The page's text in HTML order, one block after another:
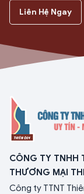
Liên Hệ Ngay
CÔNG TY TNHH
THƯƠNG MẠI
Công ty TTNT